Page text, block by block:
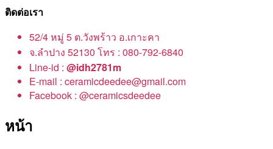
ติดต่อเรา
52/4 หมู่ 5 ต.วังพร้าว อ.เกาะคา
จ.ลำปาง 52130 โทร : 080-792-6840
Line-id : @idh2781m
E-mail : ceramicdeedee@gmail.com
Facebook : @ceramicsdeedee
หน้า